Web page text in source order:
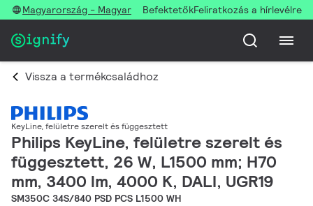
Magyarország - Magyar BefektetőkFeliratkozás a hírlevélre
Vissza a termékcsaládhoz
KeyLine, felületre szerelt és függesztett
Philips KeyLine, felületre szerelt és
függesztett, 26 W, L1500 mm; H70
mm, 3400 lm, 4000 K, DALI, UGR19
SM350C 34S/840 PSD PCS L1500 WH